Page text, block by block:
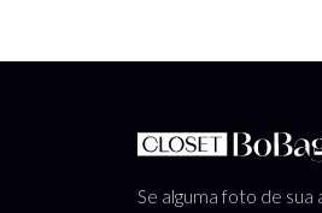
Se alguma foto de